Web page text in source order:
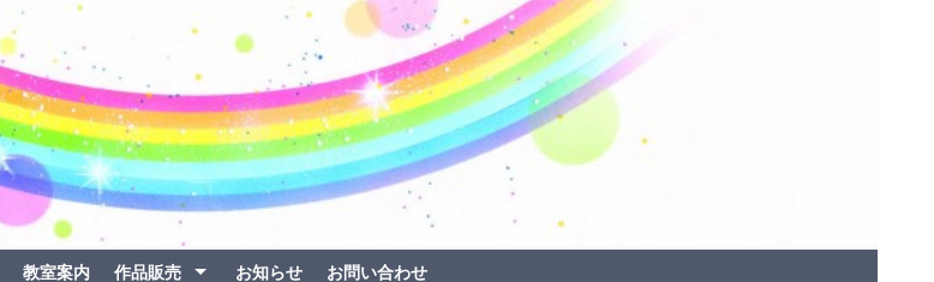
教室案内 作品販売 お知らせ お問い合わせ